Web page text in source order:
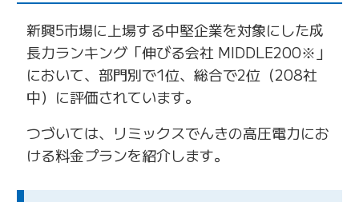
新興5市場に上場する中堅企業を対象にした成
長力ランキング「伸びる会社 MIDDLE200※」
において、部門別で1位、総合で2位（208社
中）に評価されています。
つづいては、リミックスでんきの高圧電力にお
ける料金プランを紹介します。